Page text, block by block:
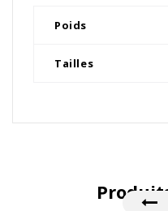
Poids
Tailles